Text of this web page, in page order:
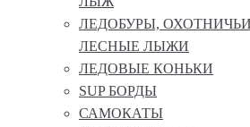
ЛЕДОБУРЫ,
ЛЕСНЫЕ ЛЫЖИ
ЛЕДОВЫЕ КОНЬКИ
SUP БОРДЫ
САМОКАТЫ